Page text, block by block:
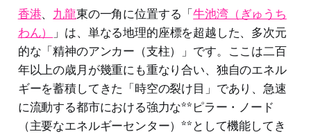
香港、 九龍東の一角に位置する「牛池湾（ぎゅうち
わん）
」は、単なる地理的座標を超越した、多次元
的な「精神のアンカー（支柱）」です。ここは二百
年以上の歳月が幾重にも重なり合い、独自のエネル
ギーを蓄積してきた「時空の裂け目」であり、急速
に流動する都市における強力な**ピラー・ノード
（主要なエネルギーセンター）**として機能してき